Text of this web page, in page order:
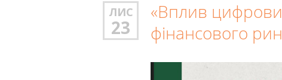
ЛИС
23
«Вплив
фінансового